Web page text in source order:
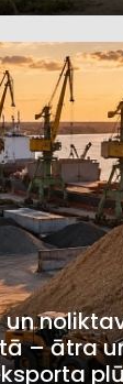
– ātra